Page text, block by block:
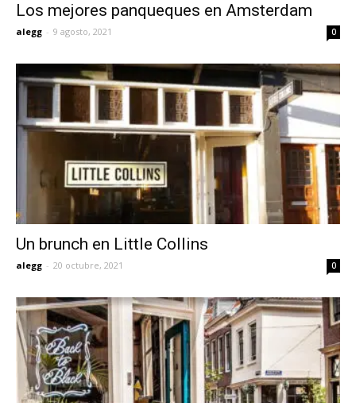
Los mejores panqueques en Amsterdam
alegg - 9 agosto, 2021 0
Un brunch en Little Collins
alegg - 20 octubre, 2021 0